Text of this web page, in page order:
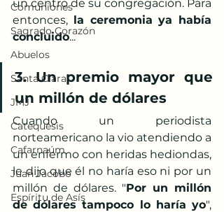
Comuniones
Sagrado Corazón
Abuelos
Santa Clara
JMJ
Catequesis
Cafarnaúm
Juan Jacobo
Espíritu de Asís
un centro de su congregación. Para
entonces, la ceremonia ya había
concluido...
3. Un premio mayor que
un millón de dólares
Cuando un periodista
norteamericano la vio atendiendo a
un enfermo con heridas hediondas,
le dijo que él no haría eso ni por un
millón de dólares. "Por un millón
de dólares tampoco lo haría yo",